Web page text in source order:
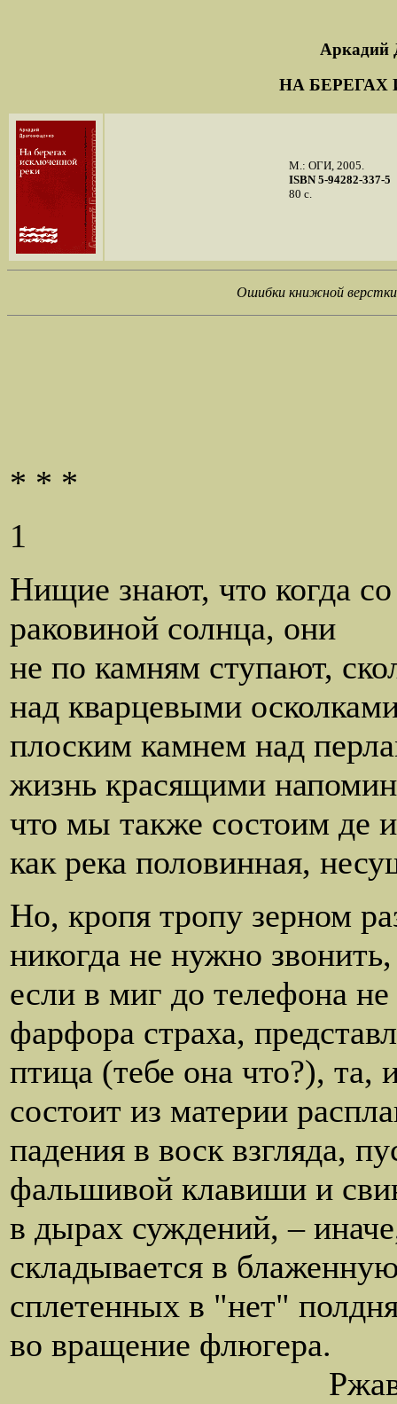
НА
М.: ОГИ, 2005.
ISBN 5-94282-337-5
80 с.
Ошибки книжной верстки
* * *
1
Нищие знают, что когда
раковиной солнца, они
не по камням ступают,
над кварцевыми
плоским камнем над
жизнь красящими
что мы также состоим де
как река половинная,
Но, кропя тропу зерном
никогда не нужно звонить,
если в миг до телефона не
фарфора страха,
птица (тебе она что?), та,
состоит из материи
падения в воск взгляда,
фальшивой клавиши и
в дырах суждений, –
складывается в
сплетенных в "нет"
во вращение флюгера.
Ржавчина